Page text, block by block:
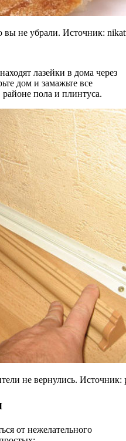
вы не убрали. Источник:
лазейки в дома через
дом и замажьте все
пола и плинтуса.
не вернулись. Источник:
от нежелательного